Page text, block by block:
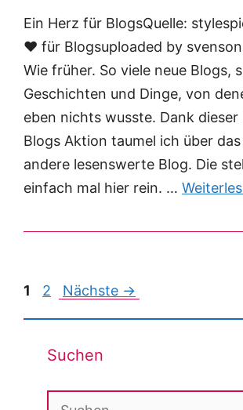
Ein Herz für BlogsQuelle:
♥ für Blogsuploaded by
Wie früher. So viele neue Blogs,
Geschichten und Dinge, von
eben nichts wusste. Dank dieser
Blogs Aktion taumel ich über
andere lesenswerte Blog. Die
einfach mal hier rein. …
Post
1 2 Nächste →
Suchen
Suchen